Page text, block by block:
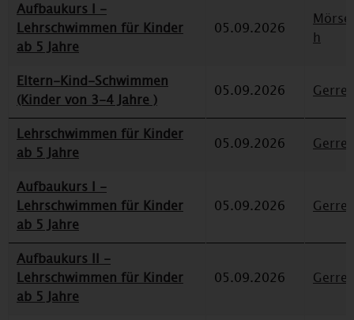
Aufbaukurs I -
Lehrschwimmen für Kinder
ab 5 Jahre
05.09.2026
h
Eltern-Kind-Schwimmen
(Kinder von 3-4 Jahre )
05.09.2026
Lehrschwimmen für Kinder
ab 5 Jahre
05.09.2026
Aufbaukurs I -
Lehrschwimmen für Kinder
ab 5 Jahre
05.09.2026
Aufbaukurs II -
Lehrschwimmen für Kinder
ab 5 Jahre
05.09.2026